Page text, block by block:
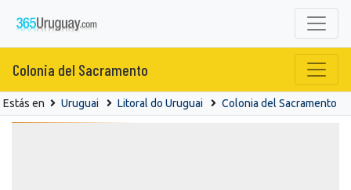
Colonia del Sacramento
Estás en Uruguai Litoral do Uruguai Colonia del Sacramento